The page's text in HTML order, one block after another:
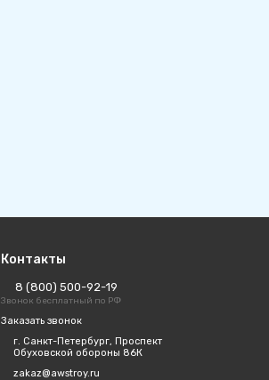
Контакты
8 (800) 500-92-19
Звонок бесплатный по РФ
Заказать звонок
г. Санкт-Петербург, Проспект
Обуховской обороны 86К
zakaz@awstroy.ru